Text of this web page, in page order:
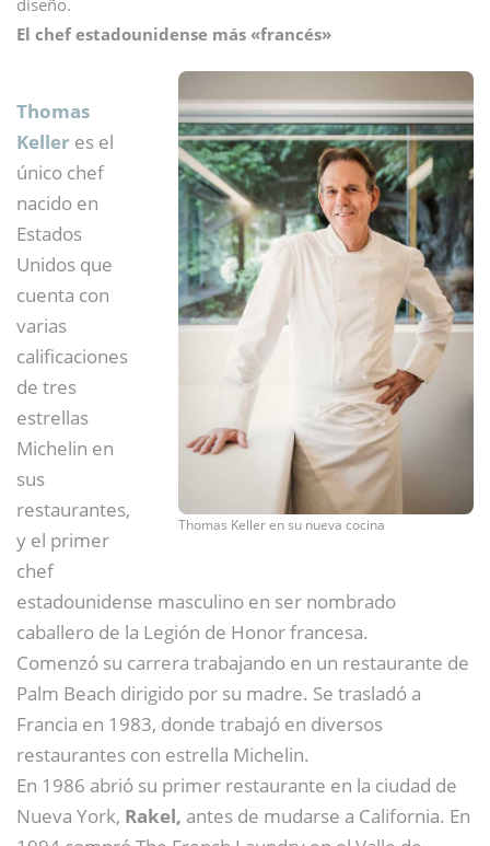
diseño.
El chef estadounidense más «francés»
Thomas Keller en su nueva cocina
Thomas
Keller es el
único chef
nacido en
Estados
Unidos que
cuenta con
varias
calificaciones
de tres
estrellas
Michelin en
sus
restaurantes,
y el primer
chef
estadounidense masculino en ser nombrado
caballero de la Legión de Honor francesa.
Comenzó su carrera trabajando en un restaurante de
Palm Beach dirigido por su madre. Se trasladó a
Francia en 1983, donde trabajó en diversos
restaurantes con estrella Michelin.
En 1986 abrió su primer restaurante en la ciudad de
Nueva York, Rakel, antes de mudarse a California. En